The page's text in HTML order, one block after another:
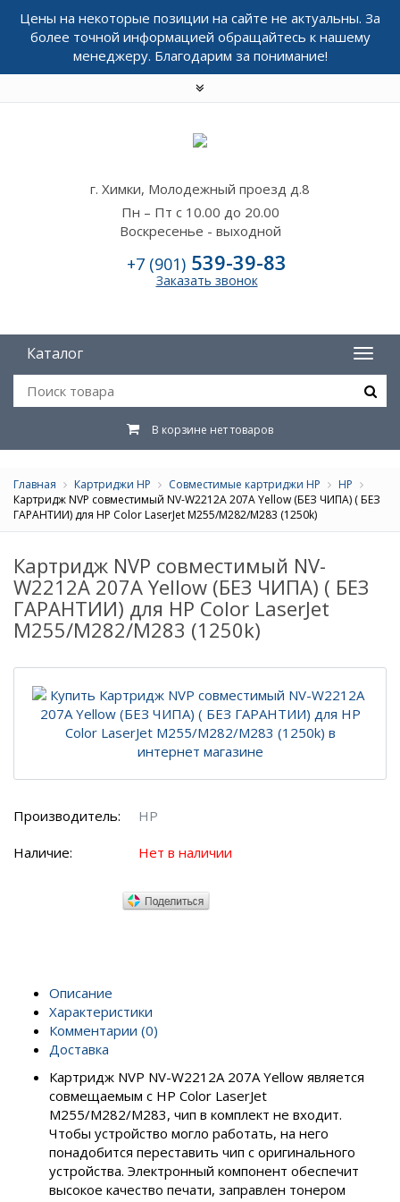
Цены на некоторые позиции на сайте не актуальны. За
более точной информацией обращайтесь к нашему
менеджеру. Благодарим за понимание!
г. Химки, Молодежный проезд д.8
Пн – Пт с 10.00 до 20.00
Воскресенье - выходной
+7 (901) 539-39-83
Заказать звонок
Каталог
В корзине нет товаров
Главная Картриджи HP Совместимые картриджи HP
HP
Картридж NVP совместимый NV-W2212A 207A Yellow (БЕЗ ЧИПА) ( БЕЗ
ГАРАНТИИ) для HP Color LaserJet M255/M282/M283 (1250k)
Картридж NVP совместимый NV-
W2212A 207A Yellow (БЕЗ ЧИПА) ( БЕЗ
ГАРАНТИИ) для HP Color LaserJet
M255/M282/M283 (1250k)
Производитель: HP
Наличие: Нет в наличии
Описание
Характеристики
Комментарии (0)
Доставка
Картридж NVP NV-W2212A 207A Yellow является
совмещаемым с HP Color LaserJet
M255/M282/M283, чип в комплект не входит.
Чтобы устройство могло работать, на него
понадобится переставить чип с оригинального
устройства. Электронный компонент обеспечит
высокое качество печати, заправлен тонером